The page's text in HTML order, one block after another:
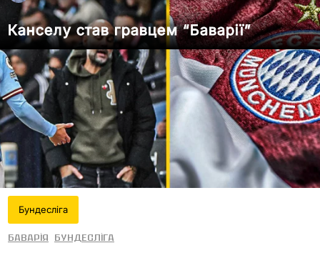
Канселу став гравцем “Баварії”
Бундесліга
Баварія Бундесліга